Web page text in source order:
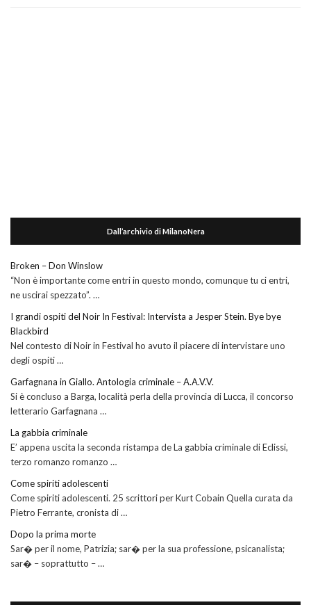
Dall’archivio di MilanoNera
Broken – Don Winslow
“Non è importante come entri in questo mondo, comunque tu ci entri,
ne uscirai spezzato”. …
I grandi ospiti del Noir In Festival: Intervista a Jesper Stein. Bye bye
Blackbird
Nel contesto di Noir in Festival ho avuto il piacere di intervistare uno
degli ospiti …
Garfagnana in Giallo. Antologia criminale – A.A.V.V.
Si è concluso a Barga, località perla della provincia di Lucca, il concorso
letterario Garfagnana …
La gabbia criminale
E’ appena uscita la seconda ristampa de La gabbia criminale di Eclissi,
terzo romanzo romanzo …
Come spiriti adolescenti
Come spiriti adolescenti. 25 scrittori per Kurt Cobain Quella curata da
Pietro Ferrante, cronista di …
Dopo la prima morte
Sar� per il nome, Patrizia; sar� per la sua professione, psicanalista;
sar� – soprattutto – …